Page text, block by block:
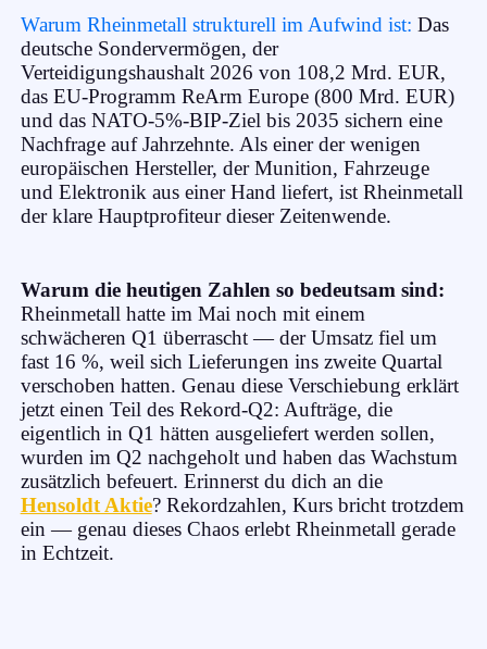
Warum Rheinmetall strukturell im Aufwind ist: Das
deutsche Sondervermögen, der
Verteidigungshaushalt 2026 von 108,2 Mrd. EUR,
das EU-Programm ReArm Europe (800 Mrd. EUR)
und das NATO-5%-BIP-Ziel bis 2035 sichern eine
Nachfrage auf Jahrzehnte. Als einer der wenigen
europäischen Hersteller, der Munition, Fahrzeuge
und Elektronik aus einer Hand liefert, ist Rheinmetall
der klare Hauptprofiteur dieser Zeitenwende.
Warum die heutigen Zahlen so bedeutsam sind:
Rheinmetall hatte im Mai noch mit einem
schwächeren Q1 überrascht — der Umsatz fiel um
fast 16 %, weil sich Lieferungen ins zweite Quartal
verschoben hatten. Genau diese Verschiebung erklärt
jetzt einen Teil des Rekord-Q2: Aufträge, die
eigentlich in Q1 hätten ausgeliefert werden sollen,
wurden im Q2 nachgeholt und haben das Wachstum
zusätzlich befeuert. Erinnerst du dich an die
Hensoldt Aktie? Rekordzahlen, Kurs bricht trotzdem
ein — genau dieses Chaos erlebt Rheinmetall gerade
in Echtzeit.